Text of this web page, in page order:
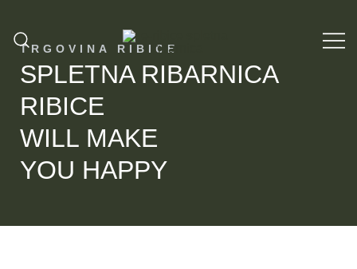
content
Spletna ribarnica Ribice Ljubljana
Ribarnica v Ljubljani
TRGOVINA RIBICE
SPLETNA RIBARNICA
RIBICE
WILL MAKE
YOU HAPPY